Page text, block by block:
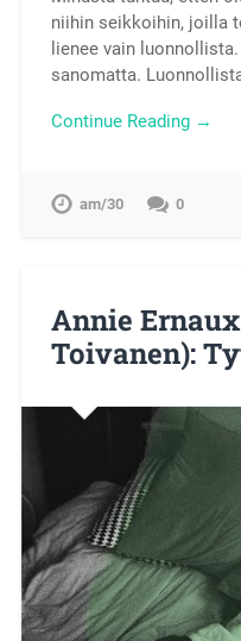
niihin seikkoihin, joilla
lienee vain
sanomatta.
Continue Reading →
am/30 0
Annie
Toivanen):